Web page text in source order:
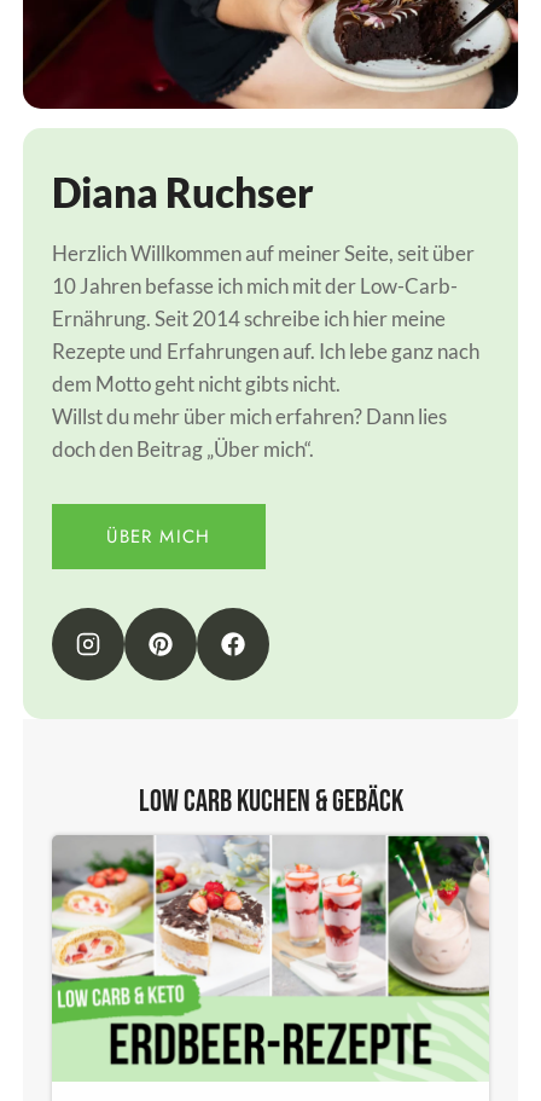
Diana Ruchser
Herzlich Willkommen auf meiner Seite, seit über
10 Jahren befasse ich mich mit der Low-Carb-
Ernährung. Seit 2014 schreibe ich hier meine
Rezepte und Erfahrungen auf. Ich lebe ganz nach
dem Motto geht nicht gibts nicht.
Willst du mehr über mich erfahren? Dann lies
doch den Beitrag „Über mich“.
ÜBER MICH
Low Carb Kuchen & Gebäck